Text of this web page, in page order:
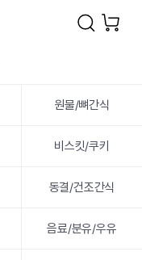
원물/뼈간식
비스킷/쿠키
동결/건조간식
음료/분유/우유